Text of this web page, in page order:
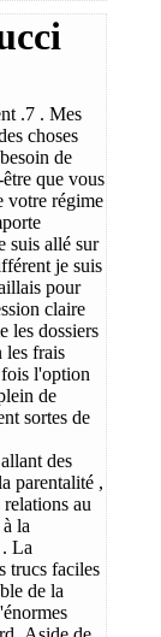
.7 . Mes
choses
de
que vous
votre régime
suis allé sur
je suis
pour
claire
les dossiers
les frais
l'option
de
sortes de
des
parentalité ,
au
la
La
trucs faciles
de la